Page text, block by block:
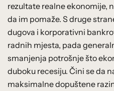
rezultate realne ekonomije,
da im pomaže. S druge
dugova i korporativni
radnih mjesta, pada
smanjenja potrošnje što
duboku recesiju. Čini se da
maksimalne dopuštene